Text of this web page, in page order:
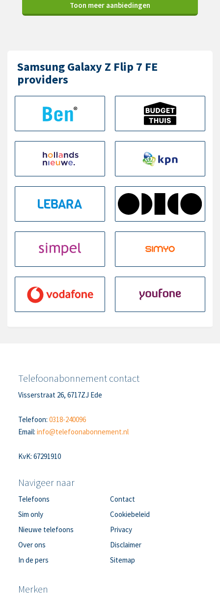
Toon meer aanbiedingen
Samsung Galaxy Z Flip 7 FE
providers
Telefoonabonnement contact
Visserstraat 26, 6717ZJ Ede
Telefoon:0318-240096
Email:info@telefoonabonnement.nl
KvK: 67291910
Navigeer naar
Telefoons
Sim only
Nieuwe telefoons
Over ons
In de pers
Contact
Cookiebeleid
Privacy
Disclaimer
Sitemap
Merken